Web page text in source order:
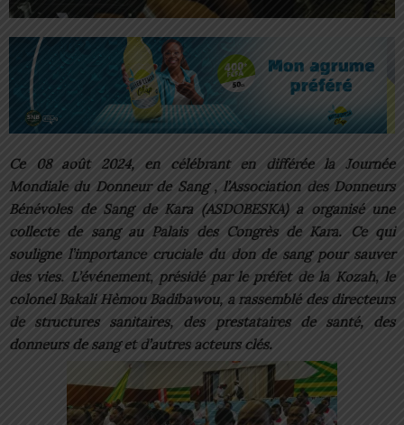
Ce 08 août 2024, en célébrant en différée la Journée
Mondiale du Donneur de Sang , l’Association des Donneurs
Bénévoles de Sang de Kara (ASDOBESKA) a organisé une
collecte de sang au Palais des Congrès de Kara. Ce qui
souligne l’importance cruciale du don de sang pour sauver
des vies. L’événement, présidé par le préfet de la Kozah, le
colonel Bakali Hèmou Badibawou, a rassemblé des directeurs
de structures sanitaires, des prestataires de santé, des
donneurs de sang et d’autres acteurs clés.